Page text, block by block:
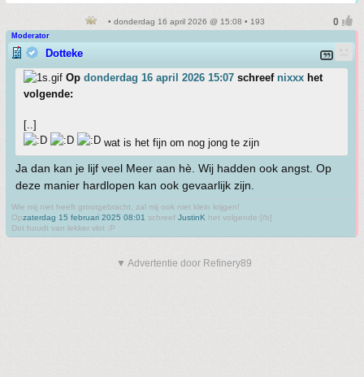
• donderdag 16 april 2026 @ 15:08 • 193
Moderator
Dotteke
Op donderdag 16 april 2026 15:07 schreef nixxx het
volgende:
[..]
wat is het fijn om nog jong te zijn
Ja dan kan je lijf veel Meer aan hè. Wij hadden ook angst. Op
deze manier hardlopen kan ook gevaarlijk zijn.
Wie mij niet heeft grootgebracht, zal mij ook niet klein krijgen!
Opzaterdag 15 februari 2025 08:01 schreef JustinK het volgende:[/b]
Dot houdt van lekker vlot :P
▼ Advertentie door Refinery89